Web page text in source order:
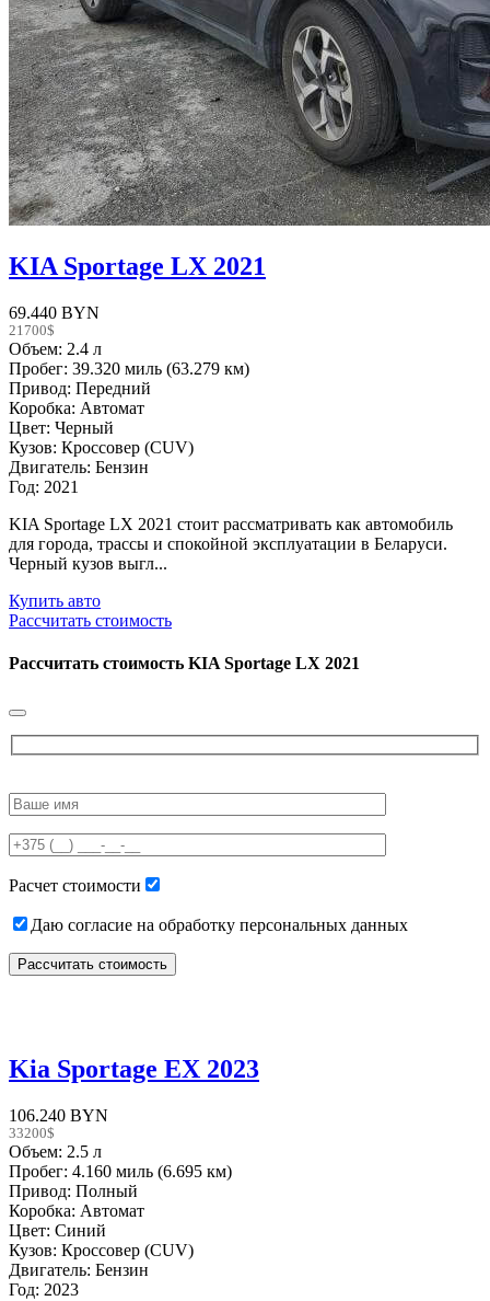
KIA Sportage LX 2021
69.440 BYN
21700$
Объем: 2.4 л
Пробег: 39.320 миль (63.279 км)
Привод: Передний
Коробка: Автомат
Цвет: Черный
Кузов: Кроссовер (CUV)
Двигатель: Бензин
Год: 2021
KIA Sportage LX 2021 стоит рассматривать как автомобиль
для города, трассы и спокойной эксплуатации в Беларуси.
Черный кузов выгл...
Купить авто
Рассчитать стоимость
Рассчитать стоимость KIA Sportage LX 2021
leave
field
empty.
Расчет стоимости
Даю согласие на обработку персональных данных
Kia Sportage EX 2023
106.240 BYN
33200$
Объем: 2.5 л
Пробег: 4.160 миль (6.695 км)
Привод: Полный
Коробка: Автомат
Цвет: Синий
Кузов: Кроссовер (CUV)
Двигатель: Бензин
Год: 2023